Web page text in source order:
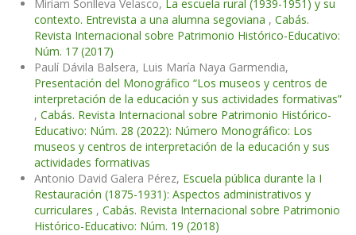
Miriam Sonlleva Velasco, La escuela rural (1939-1951) y su
contexto. Entrevista a una alumna segoviana , Cabás.
Revista Internacional sobre Patrimonio Histórico-Educativo:
Núm. 17 (2017)
Paulí Dávila Balsera, Luis María Naya Garmendia,
Presentación del Monográfico “Los museos y centros de
interpretación de la educación y sus actividades formativas”
, Cabás. Revista Internacional sobre Patrimonio Histórico-
Educativo: Núm. 28 (2022): Número Monográfico: Los
museos y centros de interpretación de la educación y sus
actividades formativas
Antonio David Galera Pérez, Escuela pública durante la I
Restauración (1875-1931): Aspectos administrativos y
curriculares , Cabás. Revista Internacional sobre Patrimonio
Histórico-Educativo: Núm. 19 (2018)